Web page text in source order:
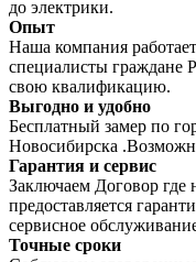
до электрики.
Опыт
Наша компания
специалисты граждане
свою квалификацию.
Выгодно и удобно
Бесплатный замер по
Новосибирска
Гарантия и сервис
Заключаем Договор где
предоставляется
сервисное
Точные сроки